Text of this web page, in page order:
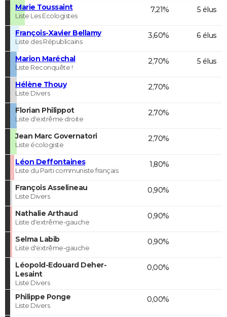
Marie Toussaint
Liste Les Ecologistes
7,21% 5 élus
François-Xavier Bellamy
Liste des Républicains
3,60% 6 élus
Marion Maréchal
Liste Reconquête !
2,70% 5 élus
Hélène Thouy
Liste Divers
2,70%
Florian Philippot
Liste d'extrême droite
2,70%
Jean Marc Governatori
Liste écologiste
2,70%
Léon Deffontaines
Liste du Parti communiste français
1,80%
François Asselineau
Liste Divers
0,90%
Nathalie Arthaud
Liste d'extrême-gauche
0,90%
Selma Labib
Liste d'extrême-gauche
0,90%
Léopold-Edouard Deher-
Lesaint
Liste Divers
0,00%
Philippe Ponge
Liste Divers
0,00%